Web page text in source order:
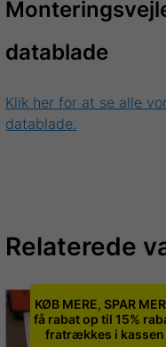
datablade
Klik her for at se alle
datablade.
Relaterede
KØB MERE, SPAR
få rabat op til 15%
fratrækkes i kassen